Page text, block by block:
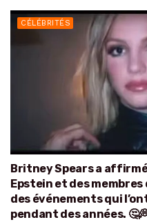
CÉLÉBRITÉS
Britney Spears a
Epstein et des
des événements qui
pendant des années.